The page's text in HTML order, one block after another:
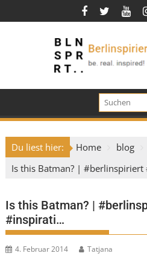
to
Du liest hier: Home blog
Is this Batman? |
Is this Batman? |
#inspirati…
4. Februar 2014 Tatjana